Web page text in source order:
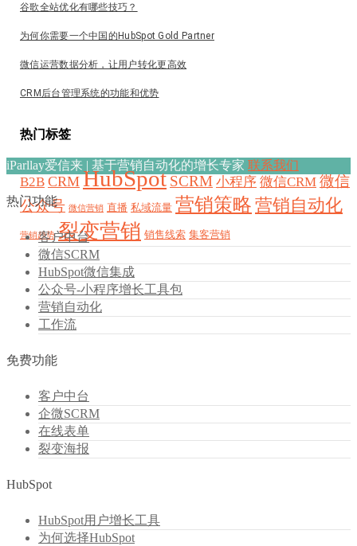
谷歌全站优化有哪些技巧？
为何你需要一个中国的HubSpot Gold Partner
微信运营数据分析，让用户转化更高效
CRM后台管理系统的功能和优势
热门标签
B2B CRM HubSpot SCRM 小程序 微信CRM 微信
公众号 微信营销 直播 私域流量 营销策略 营销自动化
营销趋势 裂变营销 销售线索 集客营销
iParllay爱信来 | 基于营销自动化的增长专家 联系我们
热门功能
客户中台
微信SCRM
HubSpot微信集成
公众号-小程序增长工具包
营销自动化
工作流
免费功能
客户中台
企微SCRM
在线表单
裂变海报
HubSpot
HubSpot用户增长工具
为何选择HubSpot